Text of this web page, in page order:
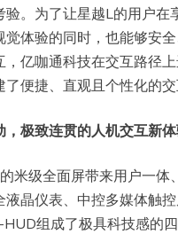
验。为了让星越L的用户在
觉体验的同时，也能够安
，亿咖通科技在交互路径
便捷、直观且个性化的交
，极致连贯的人机交互新
米级全面屏带来用户一体
液晶仪表、中控多媒体触
HUD组成了极具科技感的